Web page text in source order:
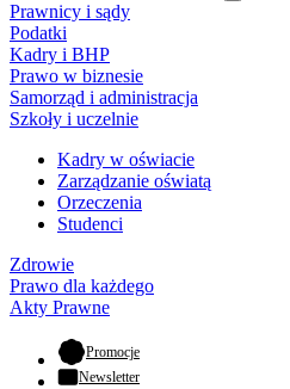
Prawnicy i sądy
Podatki
Kadry i BHP
Prawo w biznesie
Samorząd i administracja
Szkoły i uczelnie
Kadry w oświacie
Zarządzanie oświatą
Orzeczenia
Studenci
Zdrowie
Prawo dla każdego
Akty Prawne
Promocje- otwiera się w nowej karcie
Newsletter